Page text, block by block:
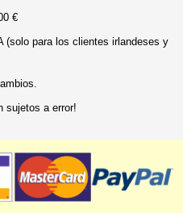
€
(solo para los clientes irlandeses y
sujetos a error!